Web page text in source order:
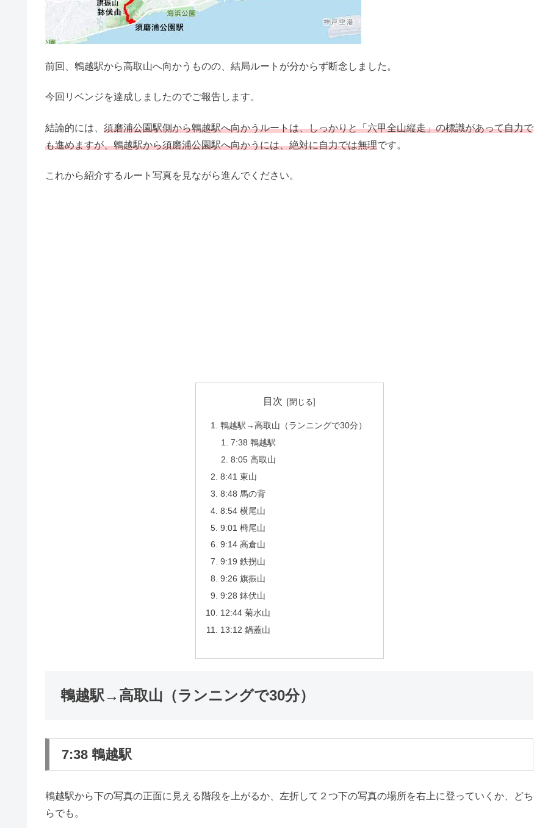
前回、鵯越駅から高取山へ向かうものの、結局ルートが分からず断念しました。
今回リベンジを達成しましたのでご報告します。
結論的には、 須磨浦公園駅側から鵯越駅へ向かうルートは、しっかりと「六甲全山縦走」の標識があって自力で
も進めますが、鵯越駅から須磨浦公園駅へ向かうには、絶対に自力では無理です。
これから紹介するルート写真を見ながら進んでください。
目次
鵯越駅→高取山（ランニングで30分）
7:38 鵯越駅
8:05 高取山
8:41 東山
8:48 馬の背
8:54 横尾山
9:01 栂尾山
9:14 高倉山
9:19 鉄拐山
9:26 旗振山
9:28 鉢伏山
12:44 菊水山
13:12 鍋蓋山
鵯越駅→高取山（ランニングで30分）
7:38 鵯越駅
鵯越駅から下の写真の正面に見える階段を上がるか、左折して２つ下の写真の場所を右上に登っていくか、どち
らでも。